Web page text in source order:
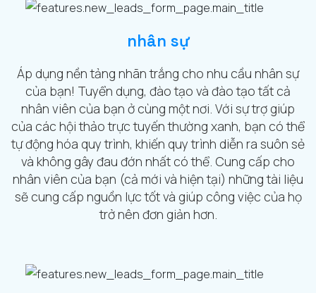
nhân sự
Áp dụng nền tảng nhãn trắng cho nhu cầu nhân sự
của bạn! Tuyển dụng, đào tạo và đào tạo tất cả
nhân viên của bạn ở cùng một nơi. Với sự trợ giúp
của các hội thảo trực tuyến thường xanh, bạn có thể
tự động hóa quy trình, khiến quy trình diễn ra suôn sẻ
và không gây đau đớn nhất có thể. Cung cấp cho
nhân viên của bạn (cả mới và hiện tại) những tài liệu
sẽ cung cấp nguồn lực tốt và giúp công việc của họ
trở nên đơn giản hơn.